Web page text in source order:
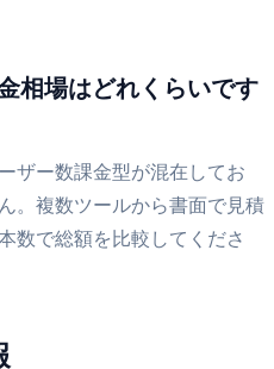
相場はどれくらいです
ザー数課金型が混在してお
。複数ツールから書面で見積
数で総額を比較してくださ